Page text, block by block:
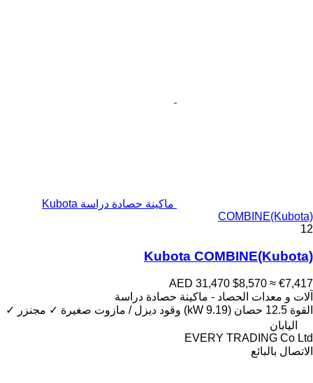
ماكينة حصادة دراسة Kubota
COMBINE(Kubota)
12
Kubota COMBINE(Kubota)
AED 31,470 $8,570 ≈ €7,417
آلات و معدات الحصاد - ماكينة حصادة دراسة
القوة 12.5 حصان (9.19 kW) وقود ديزل / مازوت صغيرة ✓ مجنزر
✓
اليابان
EVERY TRADING Co Ltd
الاتصال بالبائع